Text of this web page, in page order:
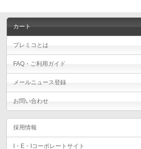
カート
プレミコとは
FAQ・ご利用ガイド
メールニュース登録
お問い合わせ
採用情報
I・E・Iコーポレートサイト